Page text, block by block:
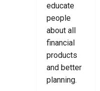
educate
people
about all
financial
products
and better
planning.